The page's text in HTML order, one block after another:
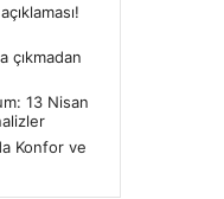
çıkmadan
13 Nisan
Konfor ve